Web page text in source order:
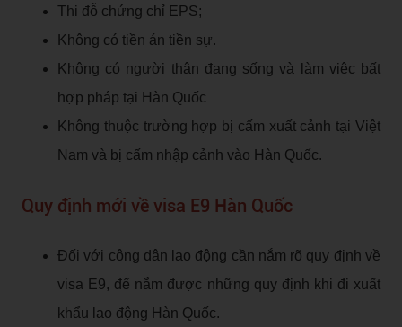
Thi đỗ chứng chỉ EPS;
Không có tiền án tiền sự.
Không có người thân đang sống và làm việc bất
hợp pháp tại Hàn Quốc
Không thuộc trường hợp bị cấm xuất cảnh tại Việt
Nam và bị cấm nhập cảnh vào Hàn Quốc.
Quy định mới về visa E9 Hàn Quốc
Đối với công dân lao động cần nắm rõ quy định về
visa E9, để nắm được những quy định khi đi xuất
khẩu lao động Hàn Quốc.